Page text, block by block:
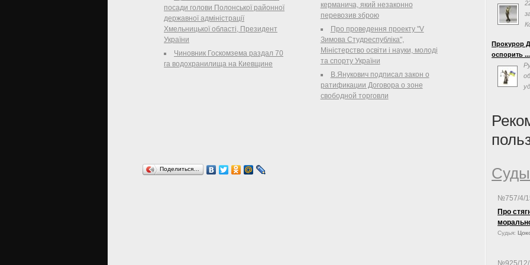
судебной практики'. За соответствующее ...
посади голови Полонської районної
державної адміністрації
Хмельницької області, Президент
України
Чиновник Госкомзема раздал 70
га водохранилища на Киевщине
керманича, який незаконно
перевозив зброю
Про проведення проекту "V
Зимова Студреспубліка",
Міністерство освіти і науки, молоді
та спорту України
В.Янукович подписал закон о
ратификации Договора о зоне
свободной торговли
Поделиться…
власти на
Суда
«одним из
Прокурор
оспорить ...
№757/4/
Про
Судья:
№925/